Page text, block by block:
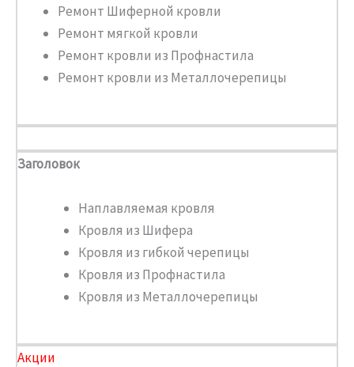
Ремонт Шиферной кровли
Ремонт мягкой кровли
Ремонт кровли из Профнастила
Ремонт кровли из Металлочерепицы
Заголовок
Наплавляемая кровля
Кровля из Шифера
Кровля из гибкой черепицы
Кровля из Профнастила
Кровля из Металлочерепицы
Акции